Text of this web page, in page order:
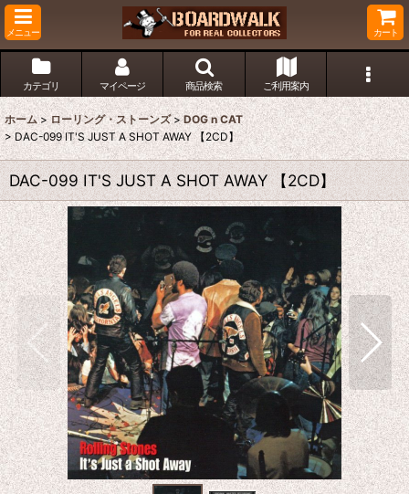
メニュー カート
カテゴリ マイページ 商品検索 ご利用案内
ホーム > ローリング・ストーンズ > DOG n CAT
> DAC-099 IT'S JUST A SHOT AWAY 【2CD】
DAC-099 IT'S JUST A SHOT AWAY 【2CD】